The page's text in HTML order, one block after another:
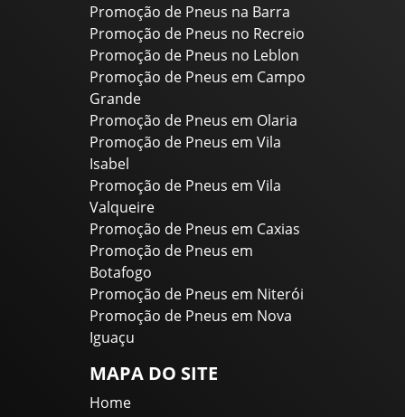
Promoção de Pneus na Barra
Promoção de Pneus no Recreio
Promoção de Pneus no Leblon
Promoção de Pneus em Campo
Grande
Promoção de Pneus em Olaria
Promoção de Pneus em Vila
Isabel
Promoção de Pneus em Vila
Valqueire
Promoção de Pneus em Caxias
Promoção de Pneus em
Botafogo
Promoção de Pneus em Niterói
Promoção de Pneus em Nova
Iguaçu
MAPA DO SITE
Home